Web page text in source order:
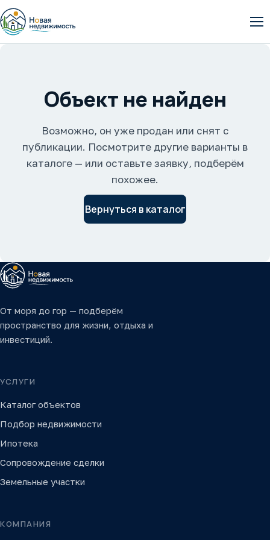
Объект не найден
Возможно, он уже продан или снят с
публикации. Посмотрите другие варианты в
каталоге — или оставьте заявку, подберём
похожее.
Вернуться в каталог
От моря до гор — подберём
пространство для жизни, отдыха и
инвестиций.
УСЛУГИ
Каталог объектов
Подбор недвижимости
Ипотека
Сопровождение сделки
Земельные участки
КОМПАНИЯ